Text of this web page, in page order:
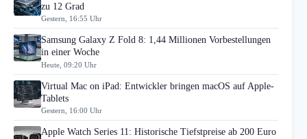
zu 12 Grad
Gestern, 16:55 Uhr
Samsung Galaxy Z Fold 8: 1,44 Millionen Vorbestellungen
in einer Woche
Heute, 09:20 Uhr
Virtual Mac on iPad: Entwickler bringen macOS auf Apple-
Tablets
Gestern, 16:00 Uhr
Apple Watch Series 11: Historische Tiefstpreise ab 200 Euro